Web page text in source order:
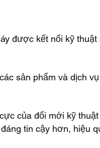
được kết nối kỹ thuật
sản phẩm và dịch
của đổi mới kỹ
tin cậy hơn, hiệu